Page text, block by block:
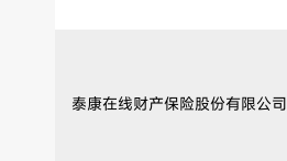
泰康在线财产保险股份有限公司